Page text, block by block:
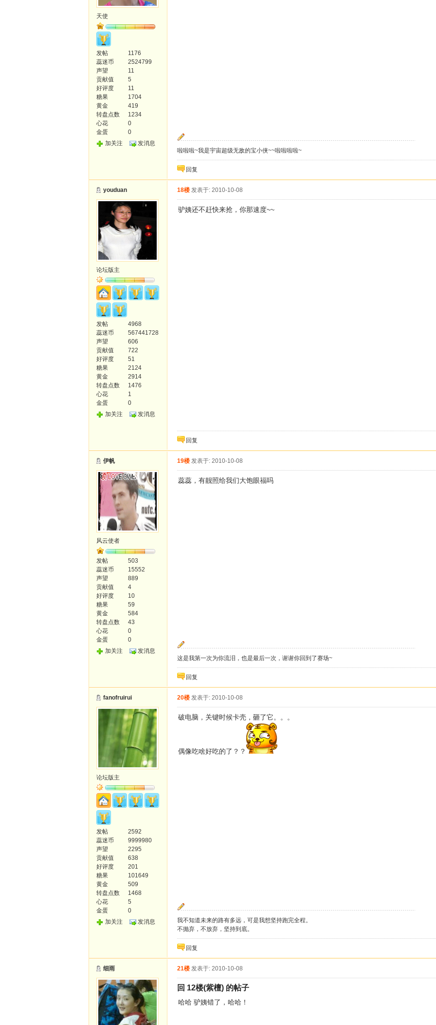
天使
发帖
1176
蕊迷币
2524799
声望
11
贡献值
5
好评度
11
糖果
1704
黄金
419
转盘点数
1234
心花
0
金蛋
0
加关注
发消息
啦啦啦~我是宇宙超级无敌的宝小侠~~啦啦啦啦~
回复
youduan
论坛版主
发帖
4968
蕊迷币
567441728
声望
606
贡献值
722
好评度
51
糖果
2124
黄金
2914
转盘点数
1476
心花
1
金蛋
0
加关注
发消息
18楼 发表于: 2010-10-08
驴姨还不赶快来抢，你那速度~~
回复
伊帆
风云使者
发帖
503
蕊迷币
15552
声望
889
贡献值
4
好评度
10
糖果
59
黄金
584
转盘点数
43
心花
0
金蛋
0
加关注
发消息
19楼 发表于: 2010-10-08
蕊蕊，有靓照给我们大饱眼福吗
这是我第一次为你流泪，也是最后一次，谢谢你回到了赛场~
回复
fanofruirui
论坛版主
发帖
2592
蕊迷币
9999980
声望
2295
贡献值
638
好评度
201
糖果
101649
黄金
509
转盘点数
1468
心花
5
金蛋
0
加关注
发消息
20楼 发表于: 2010-10-08
破电脑，关键时候卡壳，砸了它。。。
偶像吃啥好吃的了？？
我不知道未来的路有多远，可是我想坚持跑完全程。
不抛弃，不放弃，坚持到底。
回复
细雨 21楼 发表于: 2010-10-08
回 12楼(紫檀) 的帖子
哈哈 驴姨错了，哈哈！